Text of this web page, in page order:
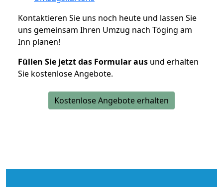
Kontaktieren Sie uns noch heute und lassen Sie
uns gemeinsam Ihren Umzug nach Töging am
Inn planen!
Füllen Sie jetzt das Formular aus und erhalten
Sie kostenlose Angebote.
Kostenlose Angebote erhalten